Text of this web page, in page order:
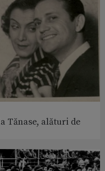
Tănase, alături de